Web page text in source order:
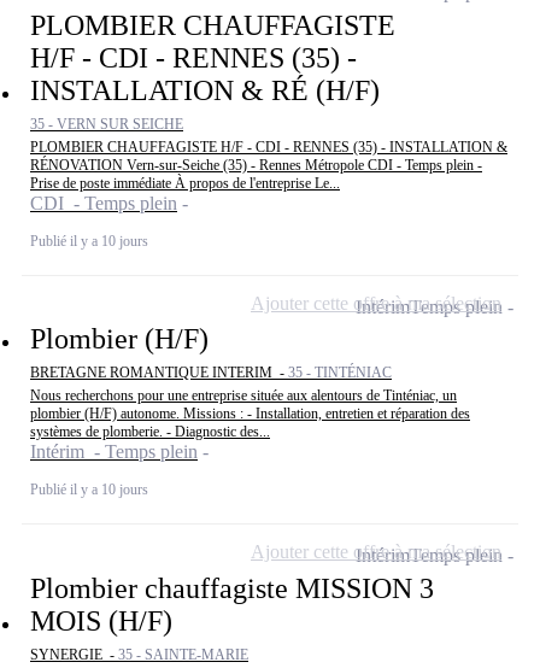
PLOMBIER CHAUFFAGISTE
H/F - CDI - RENNES (35) -
INSTALLATION & RÉ (H/F)
35 - VERN SUR SEICHE
PLOMBIER CHAUFFAGISTE H/F - CDI - RENNES (35) - INSTALLATION &
RÉNOVATION Vern-sur-Seiche (35) - Rennes Métropole CDI - Temps plein -
Prise de poste immédiate À propos de l'entreprise Le...
CDI - Temps plein
Publié il y a 10 jours
Plombier (H/F)
BRETAGNE ROMANTIQUE INTERIM - 35 - TINTÉNIAC
Nous recherchons pour une entreprise située aux alentours de Tinténiac, un
plombier (H/F) autonome. Missions : - Installation, entretien et réparation des
systèmes de plomberie. - Diagnostic des...
Intérim - Temps plein
Publié il y a 10 jours
IntérimTemps plein
Ajouter cette offre à ma sélection
Plombier chauffagiste MISSION 3
MOIS (H/F)
SYNERGIE - 35 - SAINTE-MARIE
IntérimTemps plein
Ajouter cette offre à ma sélection